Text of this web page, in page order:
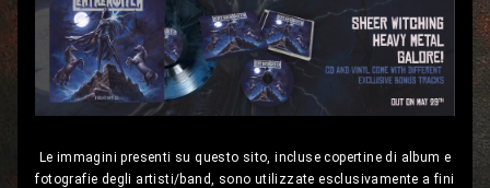
Le immagini presenti su questo sito, incluse copertine di album e
fotografie degli artisti/band, sono utilizzate esclusivamente a fini